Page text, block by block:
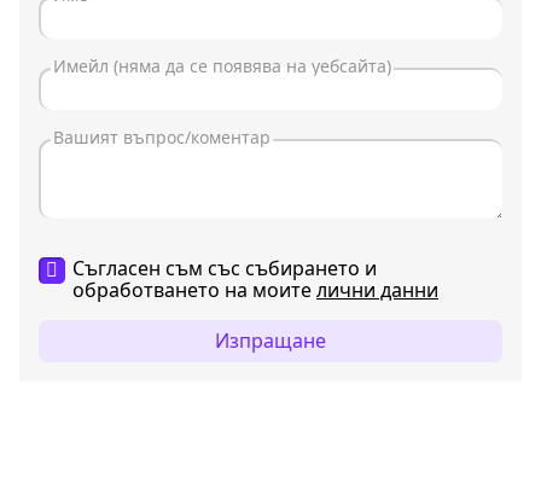
Съгласен съм със събирането и
обработването на моителични данни
Изпращане